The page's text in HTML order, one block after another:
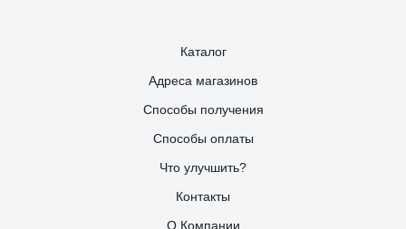
Каталог
Адреса магазинов
Способы получения
Способы оплаты
Что улучшить?
Контакты
О Компании